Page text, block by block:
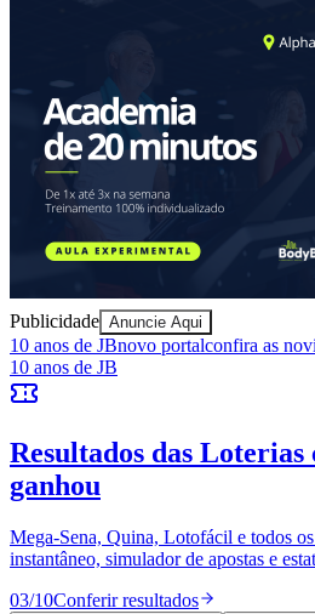
Sport
Publicidade Anuncie Aqui
10 anos de JBnovo portalconfira as
10 anos de JB
Resultados das Loterias
ganhou
Mega-Sena, Quina, Lotofácil e todos
instantâneo, simulador de apostas e
03/10Conferir resultados